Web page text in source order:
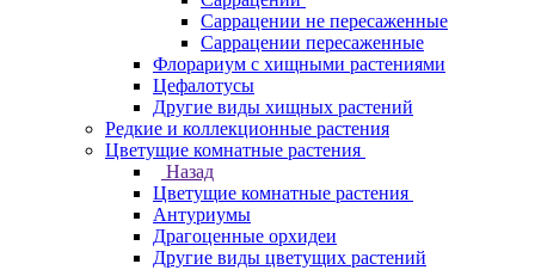
Саррацении не пересаженные
Саррацении пересаженные
Флорариум с хищными растениями
Цефалотусы
Другие виды хищных растений
Редкие и коллекционные растения
Цветущие комнатные растения
Назад
Цветущие комнатные растения
Антуриумы
Драгоценные орхидеи
Другие виды цветущих растений